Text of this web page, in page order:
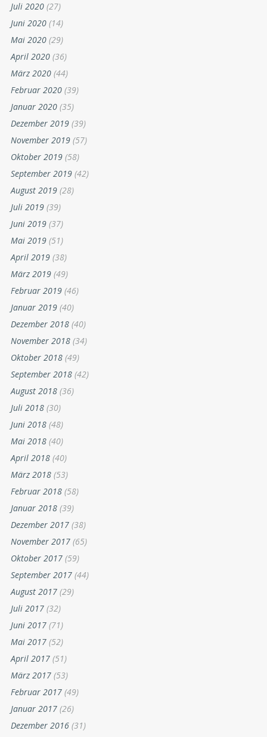
Juli 2020 (27)
Juni 2020 (14)
Mai 2020 (29)
April 2020 (36)
März 2020 (44)
Februar 2020 (39)
Januar 2020 (35)
Dezember 2019 (39)
November 2019 (57)
Oktober 2019 (58)
September 2019 (42)
August 2019 (28)
Juli 2019 (39)
Juni 2019 (37)
Mai 2019 (51)
April 2019 (38)
März 2019 (49)
Februar 2019 (46)
Januar 2019 (40)
Dezember 2018 (40)
November 2018 (34)
Oktober 2018 (49)
September 2018 (42)
August 2018 (36)
Juli 2018 (30)
Juni 2018 (48)
Mai 2018 (40)
April 2018 (40)
März 2018 (53)
Februar 2018 (58)
Januar 2018 (39)
Dezember 2017 (38)
November 2017 (65)
Oktober 2017 (59)
September 2017 (44)
August 2017 (29)
Juli 2017 (32)
Juni 2017 (71)
Mai 2017 (52)
April 2017 (51)
März 2017 (53)
Februar 2017 (49)
Januar 2017 (26)
Dezember 2016 (31)